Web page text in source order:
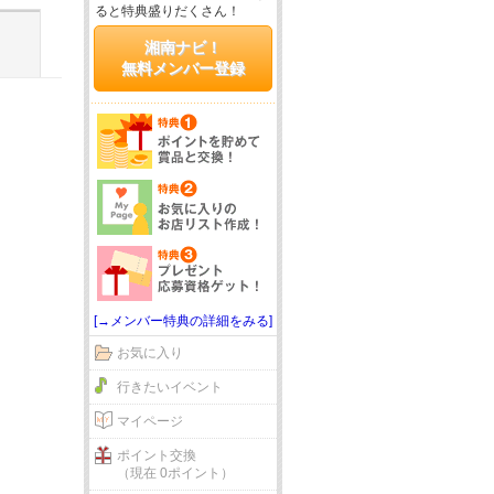
ると特典盛りだくさん！
湘南ナビ！
無料メンバー登録
[→メンバー特典の詳細をみる]
お気に入り
行きたいイベント
マイページ
ポイント交換
（現在 0ポイント）